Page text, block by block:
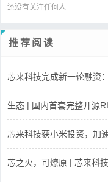
还没有关注任何人
推荐阅读
芯来科技完成新一轮融资
生态 | 国内首套完整开源
芯来科技获小米投资，加
芯之火，可燎原 | 芯来科